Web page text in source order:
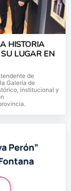
HISTORIA
LUGAR EN
de
Galería de
institucional y